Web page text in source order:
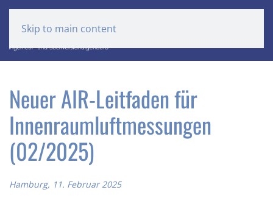
Skip to main content
Neuer AIR-Leitfaden für
Innenraumluftmessungen
(02/2025)
Hamburg, 11. Februar 2025